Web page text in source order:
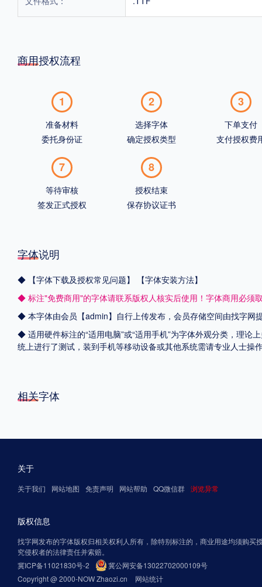
商用授权流程
1
准备材料
委托身份证
2
选择字体
确定授权类型
3
下单支付
支付授权费
7
等待审核
签发正式授权
8
授权结束
保存协议证书
字体说明
◆ 【字体下载及授权常见问题】
【字体安装方法】
◆ 标注"免费商用"的字体请联系版权人核实后使用！字体商用必须
◆ 本字体由会员【admin】自行上传发布，会员存储空间由找字网
◆ 适用硬件标注的“适用电脑”或“适用手机”为字体外观分类，理论
统上进行了测试，装到手机等移动设备或其他系统需请专业人士
相关字体
关于
关于我们 网站地图 免责声明 网站帮助 QQ微信群 浏览异常
版权信息
找字网发布的字体版权归相关权利人所有，除特别标注的，商业用途均须购买
究侵权者的法律责任并索赔。
冀ICP备11021830号-2
冀公网安备13022702000109号
Copyright @ 2000-NOW Zhaozi.cn
网站统计